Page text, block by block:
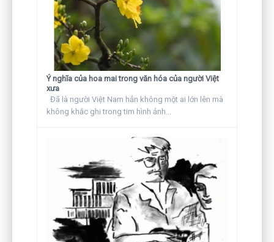
Ý nghĩa của hoa mai trong văn hóa của người Việt
xưa
Đã là người Việt Nam hẳn không một ai lớn lên mà
không khắc ghi trong tim hình ảnh...